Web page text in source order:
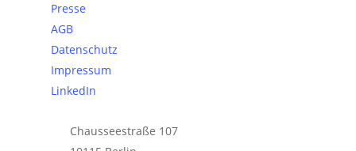
Presse
AGB
Datenschutz
Impressum
LinkedIn
Chausseestraße 107